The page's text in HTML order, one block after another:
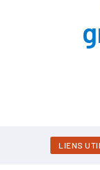
LIENS